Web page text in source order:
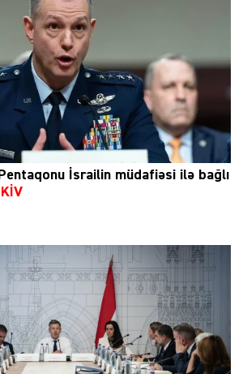
Pentaqonu İsrailin müdafiəsi ilə bağlı
KİV